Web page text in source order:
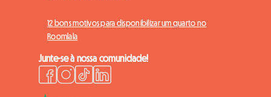
12 bons motivos para disponibilizar um quarto no
Roomlala
Junte-se à nossa comunidade!